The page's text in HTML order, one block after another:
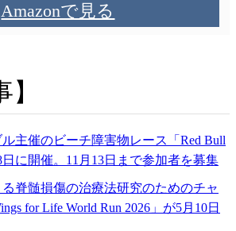
Amazonで見る
主催のビーチ障害物レース「Red Bull
に開催。11月13日まで参加者を募集
脊髄損傷の治療法研究のためのチャ
for Life World Run 2026」が5月10日